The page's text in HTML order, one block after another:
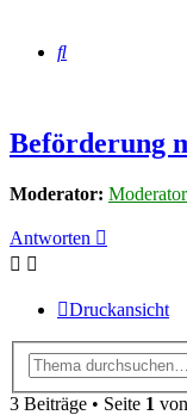
Suche
Beförderung
Moderator:
Antworten
Druckansicht
3 Beiträge • Seite 1 von